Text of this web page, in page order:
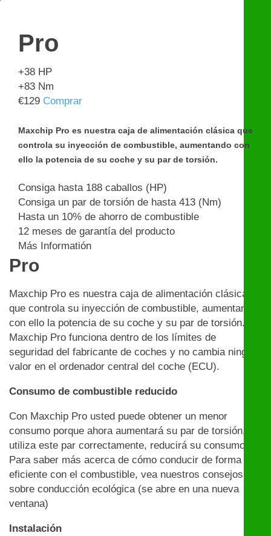
Pro
+38 HP
+83 Nm
€129 Comprar
Maxchip Pro es nuestra caja de alimentación clásica que
controla su inyección de combustible, aumentando con
ello la potencia de su coche y su par de torsión.
Consiga hasta 188 caballos (HP)
Consiga un par de torsión de hasta 413 (Nm)
Hasta un 10% de ahorro de combustible
12 meses de garantía del producto
Más Informatión
Pro
Maxchip Pro es nuestra caja de alimentación clásica
que controla su inyección de combustible, aumentando
con ello la potencia de su coche y su par de torsión.
Maxchip Pro funciona dentro de los límites de
seguridad del fabricante de coches y no cambia ningún
valor en el ordenador central del coche (ECU).
Consumo de combustible reducido
Con Maxchip Pro usted puede obtener un menor
consumo porque ahora aumentará su par de torsión. Si
utiliza este par correctamente, reducirá su consumo.
Para saber más acerca de cómo conducir de forma
eficiente con el combustible, vea nuestros consejos
sobre conducción ecológica (se abre en una nueva
ventana)
Instalación